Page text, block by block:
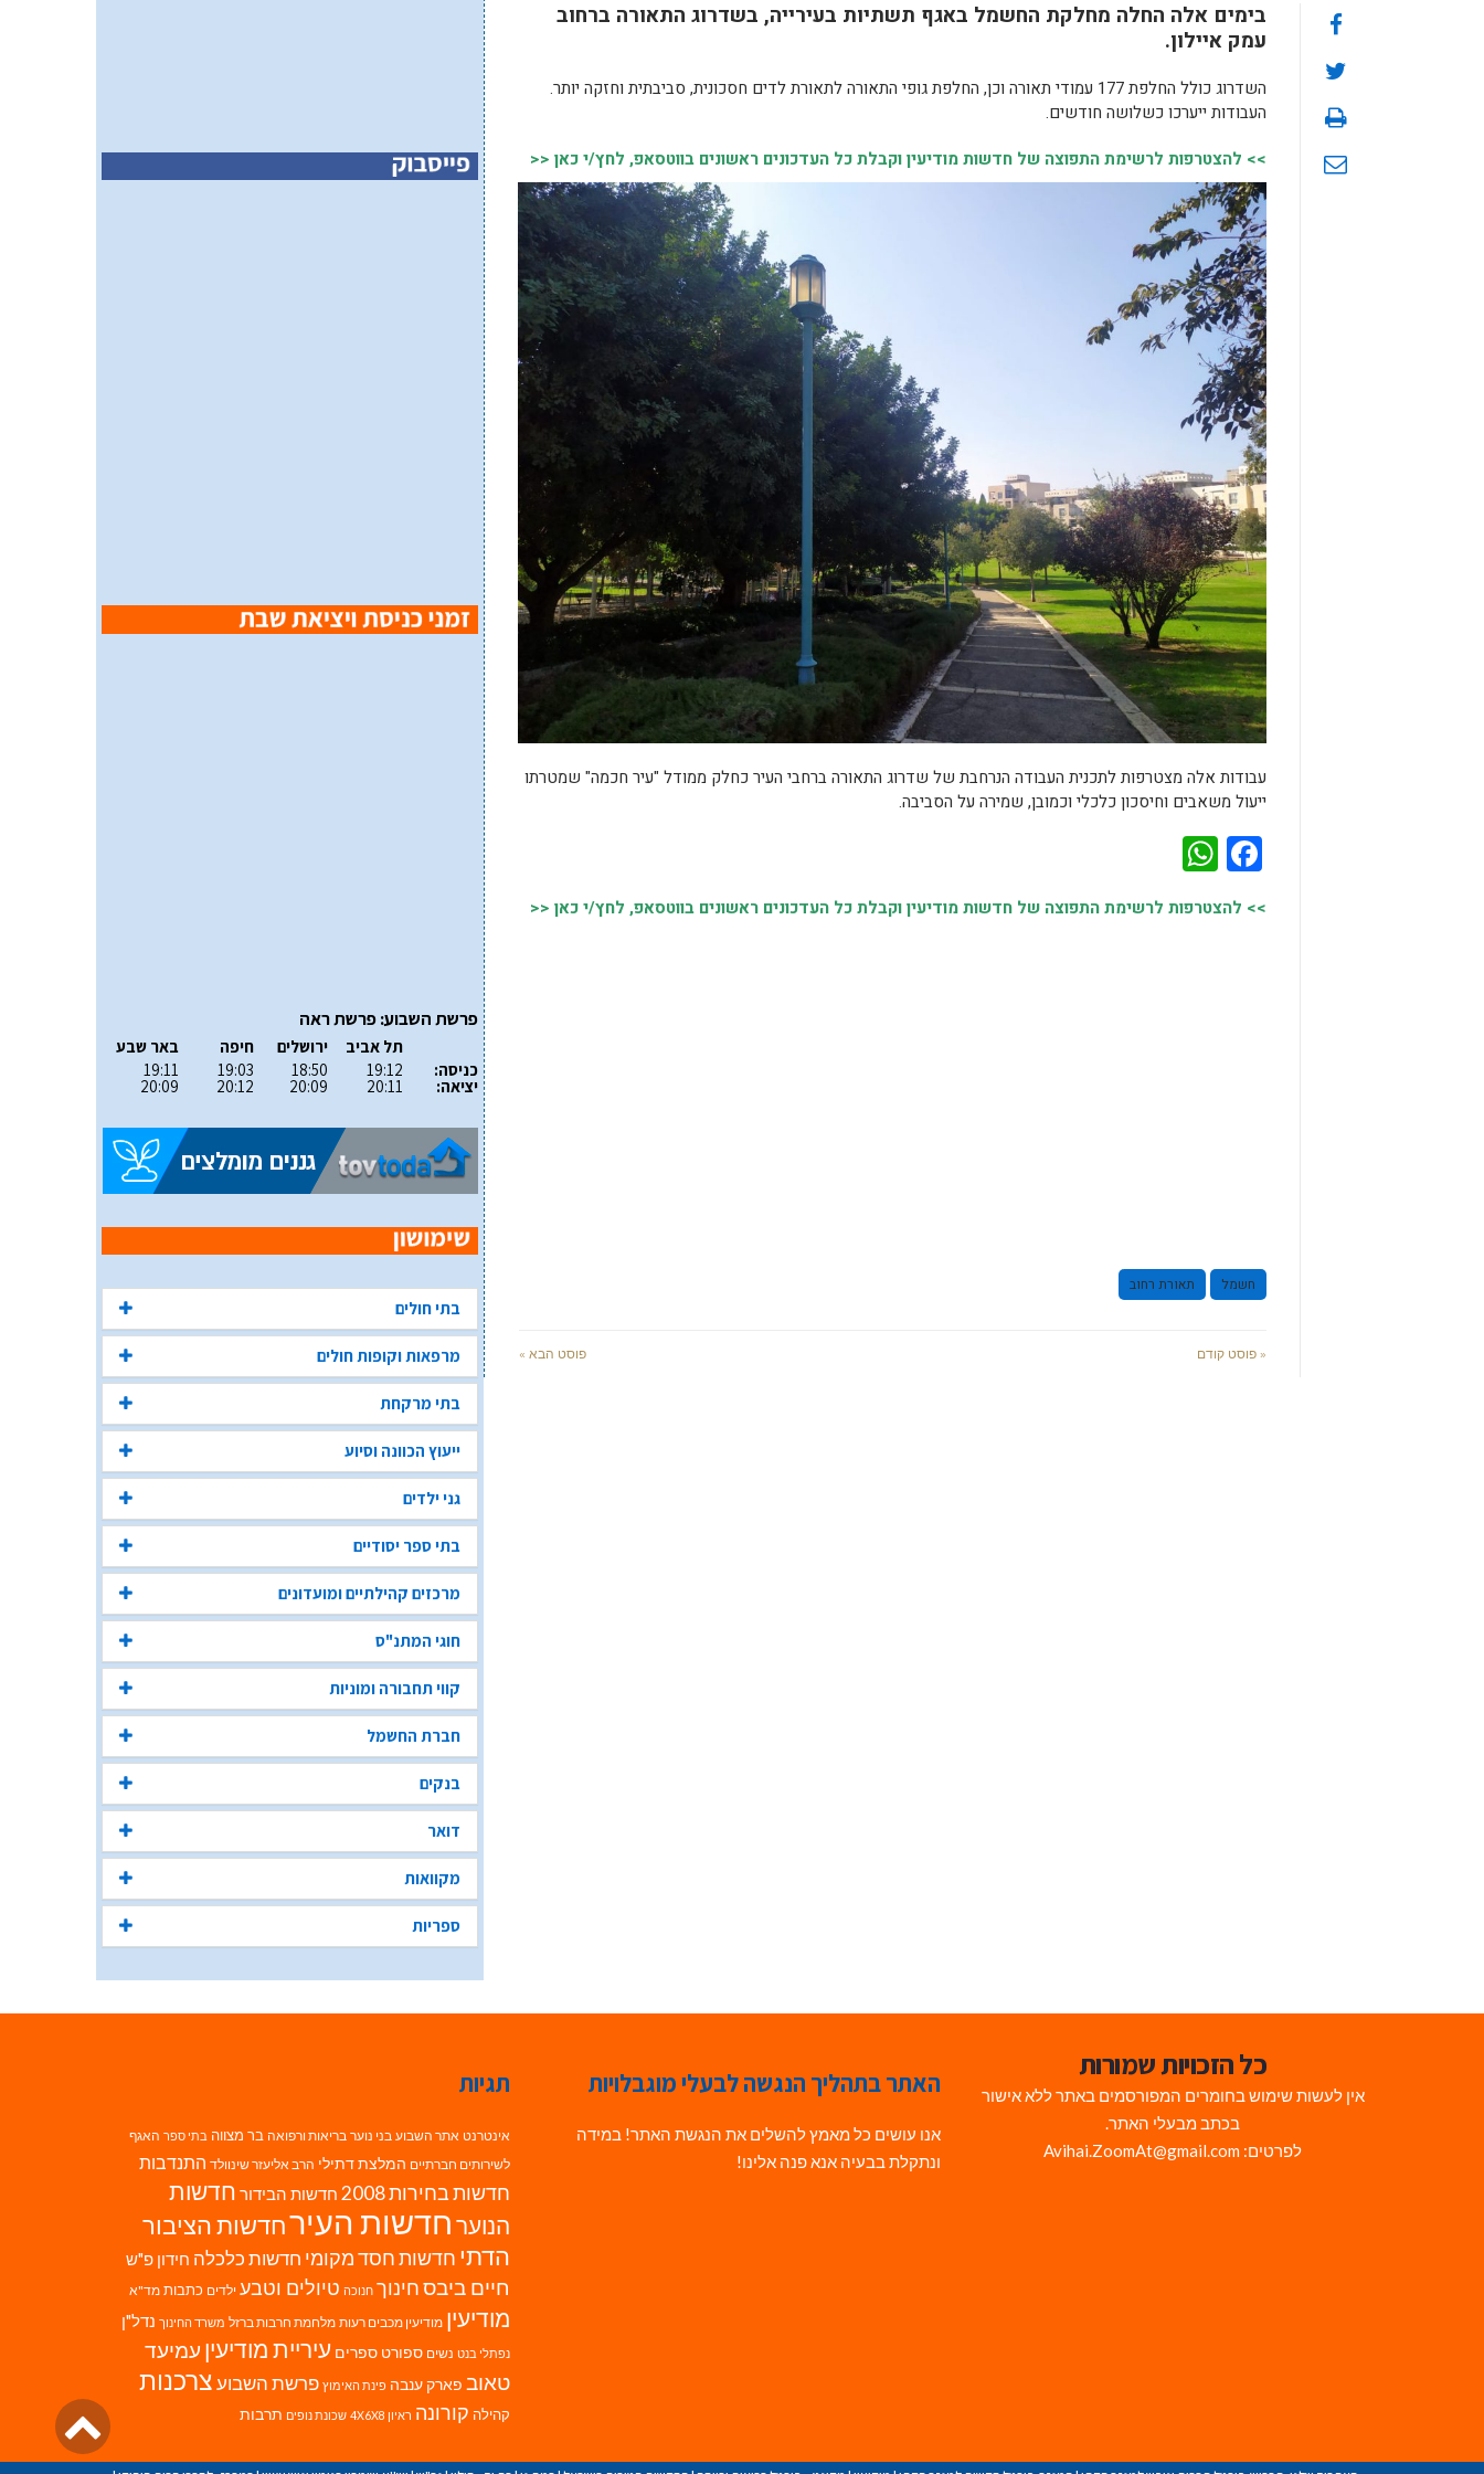
בימים אלה החלה מחלקת החשמל באגף תשתיות בעירייה, בשדרוג התאורה ברחוב
עמק איילון.
השדרוג כולל החלפת 177 עמודי תאורה וכן, החלפת גופי התאורה לתאורת לדים חסכונית, סביבתית וחזקה יותר.
העבודות ייערכו כשלושה חודשים.
>> להצטרפות לרשימת התפוצה של חדשות מודיעין וקבלת כל העדכונים ראשונים בווטסאפ, לחץ/י כאן <<
עבודות אלה מצטרפות לתכנית העבודה הנרחבת של שדרוג התאורה ברחבי העיר כחלק ממודל "עיר חכמה" שמטרתו
ייעול משאבים וחיסכון כלכלי וכמובן, שמירה על הסביבה.
Facebook
>> להצטרפות לרשימת התפוצה של חדשות מודיעין וקבלת כל העדכונים ראשונים בווטסאפ, לחץ/י כאן <<
חשמל תאורת רחוב
« פוסט קודם פוסט הבא »
פרשת השבוע: פרשת ראה
כניסה:
יציאה:
תל אביב
19:12
20:11
ירושלים
18:50
20:09
חיפה
19:03
20:12
באר שבע
19:11
20:09
בתי חולים
מרפאות וקופות חולים
בתי מרקחת
ייעוץ הכוונה וסיוע
גני ילדים
בתי ספר יסודיים
מרכזים קהילתיים ומועדונים
חוגי המתנ"ס
קווי תחבורה ומוניות
חברת החשמל
בנקים
דואר
מקוואות
ספריות
כל הזכויות שמורות
אין לעשות שימוש בחומרים המפורסמים באתר ללא אישור
בכתב מבעלי האתר.
לפרטים: Avihai.ZoomAt@gmail.com
האתר בתהליך הנגשה לבעלי מוגבלויות
אנו עושים כל מאמץ להשלים את הנגשת האתר! במידה
ונתקלת בבעיה אנא פנה אלינו!
תגיות
אינטרנט אתר השבוע בני נוער בריאות ורפואה בר מצווה בתי ספר האגף
לשירותים חברתיים המלצת דתילי הרב אליעזר שינוולד התנדבות
חדשות בחירות 2008 חדשות הבידור חדשות
הנוערחדשות העירחדשות הציבור
הדתי חדשות חסד מקומי חדשות כלכלה חידון פ"ש
חיים ביבסחינוך חנוכה טיולים וטבע ילדים כתבות מד"א
מודיעין מודיעין מכבים רעות מלחמת חרבות ברזל משרד החינוך נדל"ן
נפתלי בנט נשים ספורט ספרים עיריית מודיעין עמיעד
טאוב פארק ענבה פינת האימוץ פרשת השבועצרכנות
קהילה קורונה ראיון 4X6X8 שכונת נופים תרבות גלילה